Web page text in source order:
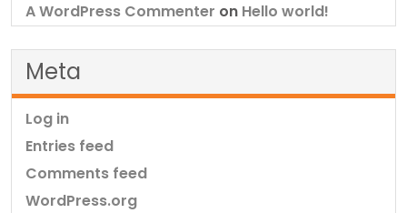
A WordPress Commenter on Hello world!
Meta
Log in
Entries feed
Comments feed
WordPress.org